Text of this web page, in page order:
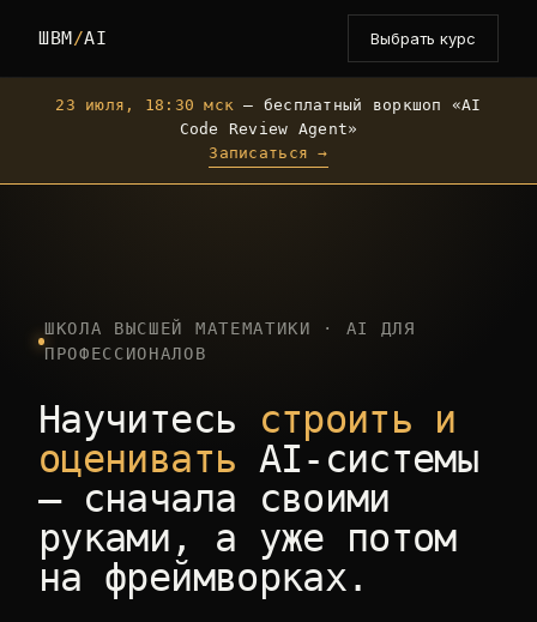
ШВМ/AI Выбрать курс
23 июля, 18:30 мск — бесплатный воркшоп «AI
Code Review Agent»
Записаться →
ШКОЛА ВЫСШЕЙ МАТЕМАТИКИ · AI ДЛЯ
ПРОФЕССИОНАЛОВ
Научитесь строить и
оценивать AI-системы
— сначала своими
руками, а уже потом
на фреймворках.